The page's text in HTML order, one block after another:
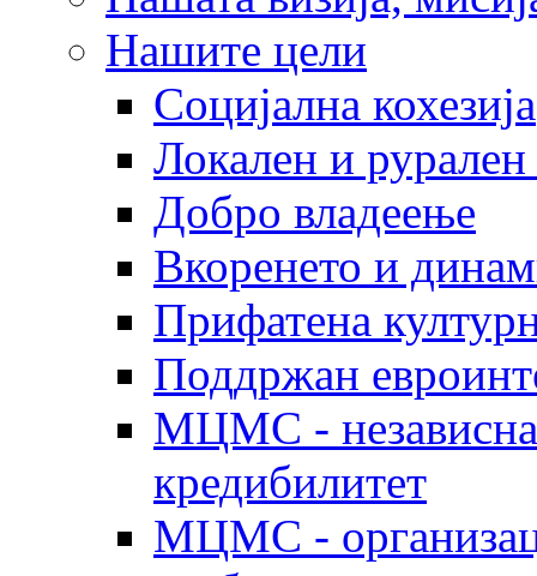
Нашите цели
Социјална кохезија
Локален и рурален
Добро владеење
Вкоренето и
Прифатена
Поддржан
МЦМС - независна
кредибилитет
МЦМС -